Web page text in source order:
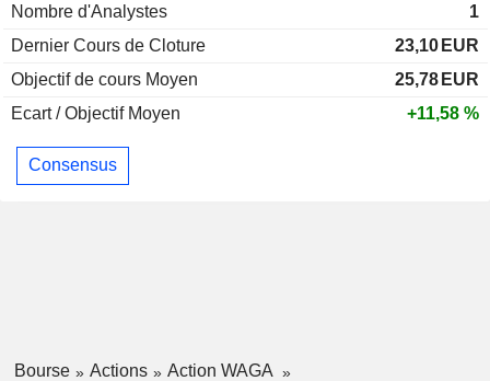
Nombre d'Analystes
1
Dernier Cours de Cloture
23,10 EUR
Objectif de cours Moyen
25,78 EUR
Ecart / Objectif Moyen
+11,58 %
Consensus
Bourse Actions
Action WAGA